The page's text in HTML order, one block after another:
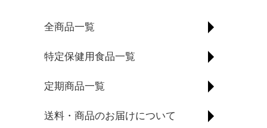
全商品一覧
特定保健用食品一覧
定期商品一覧
送料・商品のお届けについて